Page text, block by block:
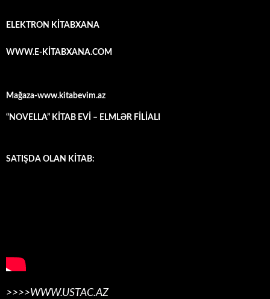
ELEKTRON KİTABXANA
WWW.E-KİTABXANA.COM
Mağaza-www.kitabevim.az
“NOVELLA” KİTAB EVİ – ELMLƏR FİLİALI
SATIŞDA OLAN KİTAB:
>>>>WWW.USTAC.AZ